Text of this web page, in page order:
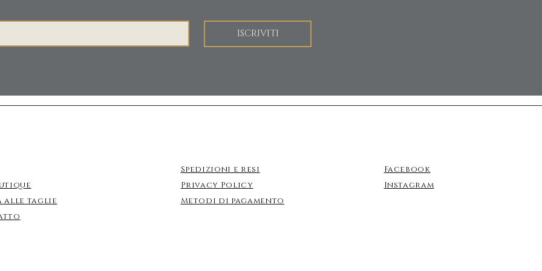
ISCRIVITI
alle taglie
Spedizioni e resi
Privacy Policy
Metodi di pagamento
Facebook
Instagram